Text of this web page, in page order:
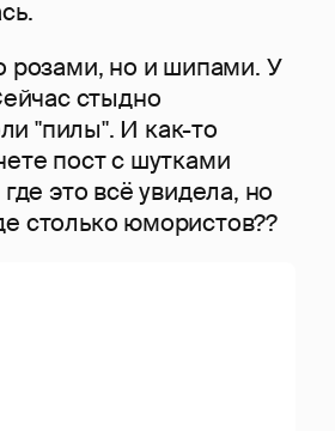
розами, но и шипами. У
стыдно
"пилы". И как-то
пост с шутками
это всё увидела, но
столько юмористов??